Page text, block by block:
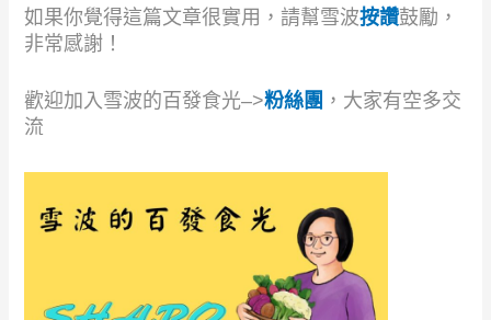
如果你覺得這篇文章很實用，請幫雪波按讚鼓勵，
非常感謝！
歡迎加入雪波的百發食光–>粉絲團 ，大家有空多交
流